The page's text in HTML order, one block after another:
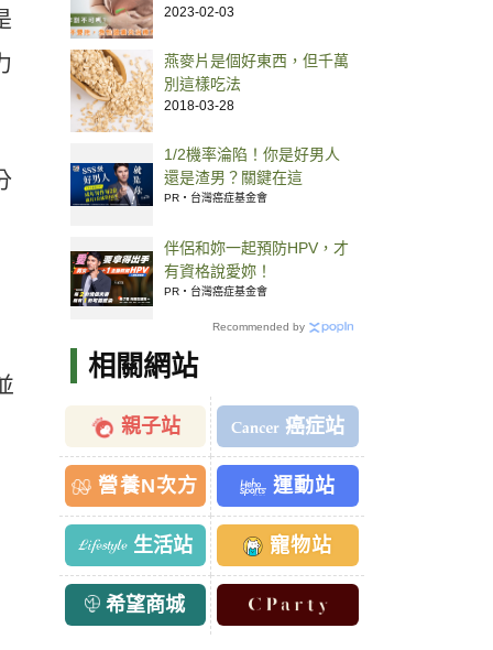
症」處置方式一次看
2023-02-03
燕麥片是個好東西，但千萬
別這樣吃法
2018-03-28
1/2機率淪陷！你是好男人
還是渣男？關鍵在這
PR・台灣癌症基金會
伴侶和妳一起預防HPV，才
有資格說愛妳！
PR・台灣癌症基金會
Recommended by
相關網站
親子站 癌症站
營養N次方 運動站
生活站 寵物站
希望商城